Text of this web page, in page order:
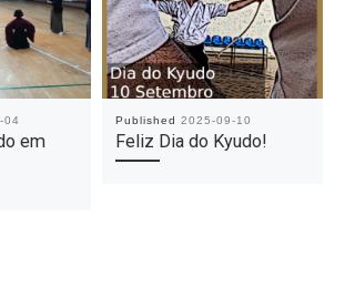
04
em
Published 2025-09-10
Feliz Dia do Kyudo!